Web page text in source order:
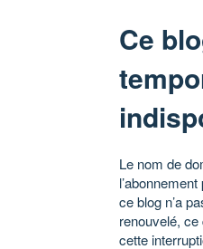
Ce
Le nom de
ce blog n’a
renouvelé,
cette